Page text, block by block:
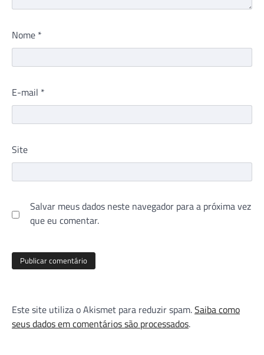
Nome *
E-mail *
Site
Salvar meus dados neste navegador para a próxima vez
que eu comentar.
Este site utiliza o Akismet para reduzir spam.Saiba como
seus dados em comentários são processados.